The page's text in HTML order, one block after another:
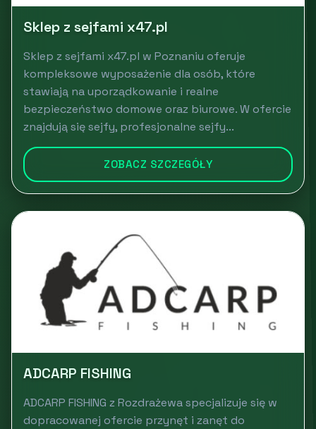
Sklep z sejfami x47.pl
Sklep z sejfami x47.pl w Poznaniu oferuje
kompleksowe wyposażenie dla osób, które
stawiają na uporządkowanie i realne
bezpieczeństwo domowe oraz biurowe. W ofercie
znajdują się sejfy, profesjonalne sejfy...
ZOBACZ SZCZEGÓŁY
ADCARP FISHING
ADCARP FISHING z Rozdrażewa specjalizuje się w
dopracowanej ofercie przynęt i zanęt do